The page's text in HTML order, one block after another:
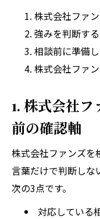
株式会社ファ
強みを判断す
相談前に準備
株式会社ファ
1. 株式会社フ
前の確認軸
株式会社ファンズを
言葉だけで判断しな
次の3点です。
対応している